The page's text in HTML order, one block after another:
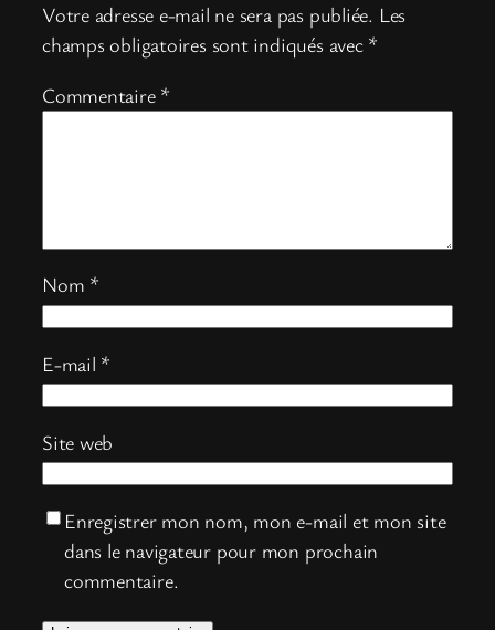
Votre adresse e-mail ne sera pas publiée. Les
champs obligatoires sont indiqués avec *
Commentaire *
Nom *
E-mail *
Site web
Enregistrer mon nom, mon e-mail et mon site
dans le navigateur pour mon prochain
commentaire.